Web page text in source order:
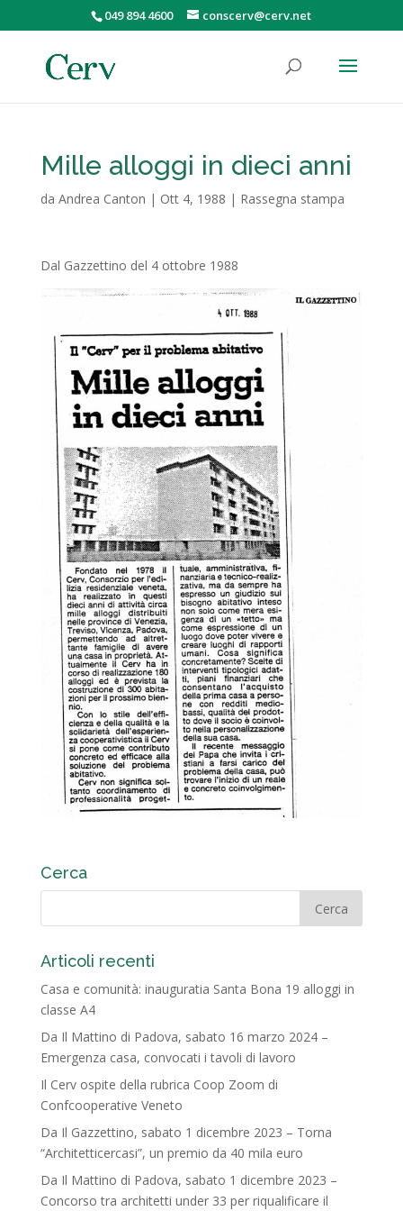
049 894 4600 conscerv@cerv.net
Mille alloggi in dieci anni
da Andrea Canton | Ott 4, 1988 | Rassegna stampa
Dal Gazzettino del 4 ottobre 1988
Cerca
Articoli recenti
Casa e comunità: inauguratia Santa Bona 19 alloggi in
classe A4
Da Il Mattino di Padova, sabato 16 marzo 2024 –
Emergenza casa, convocati i tavoli di lavoro
Il Cerv ospite della rubrica Coop Zoom di
Confcooperative Veneto
Da Il Gazzettino, sabato 1 dicembre 2023 – Torna
“Architetticercasi”, un premio da 40 mila euro
Da Il Mattino di Padova, sabato 1 dicembre 2023 –
Concorso tra architetti under 33 per riqualificare il